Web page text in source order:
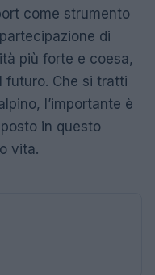
come strumento
di
più forte e coesa,
futuro. Che si tratti
l’importante è
in questo
vita.